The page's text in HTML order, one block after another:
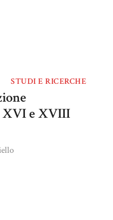
STUDI E RICERCHE
XVI e XVIII